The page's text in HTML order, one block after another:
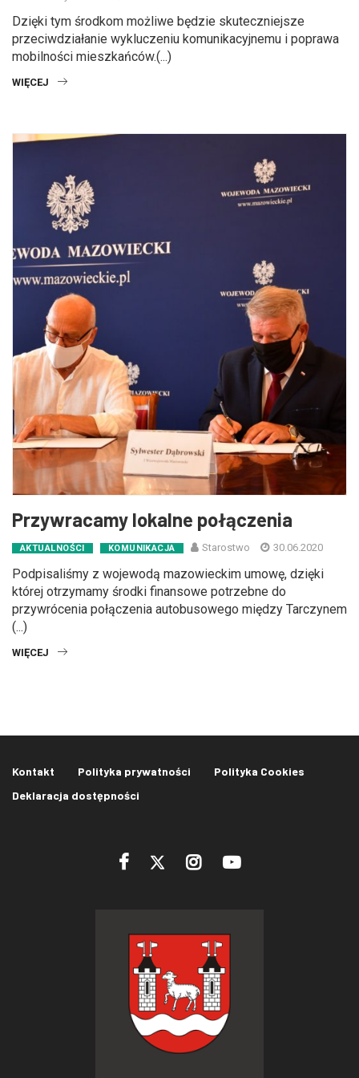
Dzięki tym środkom możliwe będzie skuteczniejsze
przeciwdziałanie wykluczeniu komunikacyjnemu i poprawa
mobilności mieszkańców.(...)
WIĘCEJ
Przywracamy lokalne połączenia
AKTUALNOŚCI KOMUNIKACJA Starostwo 30.06.2020
Podpisaliśmy z wojewodą mazowieckim umowę, dzięki
której otrzymamy środki finansowe potrzebne do
przywrócenia połączenia autobusowego między Tarczynem
(...)
WIĘCEJ
Kontakt Polityka prywatności
Polityka Cookies
Deklaracja dostępności